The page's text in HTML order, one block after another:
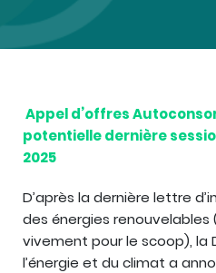
Appel d’offres
potentielle dernière
2025
D’après la dernière lettre
des énergies renouvelables
vivement pour le scoop), la
l’énergie et du climat a